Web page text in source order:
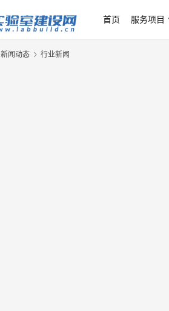
首页 服务项目
新闻动态 行业新闻